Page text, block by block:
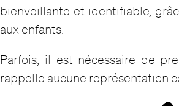
bienveillante et identifiable,
aux enfants.
Parfois, il est nécessaire de
rappelle aucune représentation